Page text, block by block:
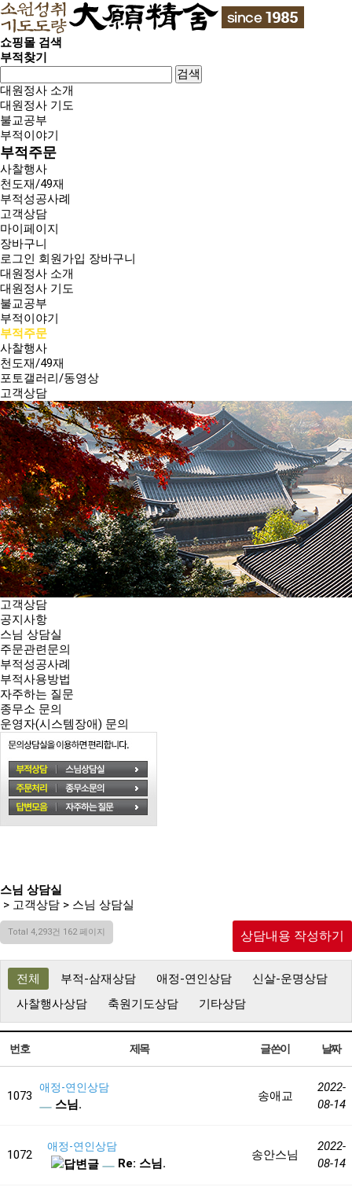
쇼핑몰 검색
부적찾기
검색
대원정사 소개
대원정사 기도
불교공부
부적이야기
부적주문
사찰행사
천도재/49재
부적성공사례
고객상담
마이페이지
장바구니
로그인 회원가입 장바구니
대원정사 소개
대원정사 기도
불교공부
부적이야기
부적주문
사찰행사
천도재/49재
포토갤러리/동영상
고객상담
고객상담
공지사항
스님 상담실
주문관련문의
부적성공사례
부적사용방법
자주하는 질문
종무소 문의
운영자(시스템장애) 문의
스님 상담실
> 고객상담 > 스님 상담실
Total 4,293건 162 페이지 상담내용 작성하기
전체 부적-삼재상담 애정-연인상담
신살-운명상담
사찰행사상담
축원기도상담 기타상담
번호 제목 글쓴이 날짜
1073
애정-연인상담
스님.
송애교
2022-
08-14
1072
애정-연인상담
Re: 스님.
송안스님
2022-
08-14